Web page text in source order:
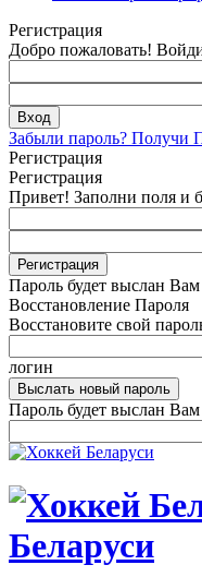
Регистрация
Добро пожаловать!
Забыли пароль? Получи
Регистрация
Регистрация
Привет! Заполни поля и
Пароль будет выслан
Восстановление Пароля
Восстановите свой
логин
Пароль будет выслан
Беларуси